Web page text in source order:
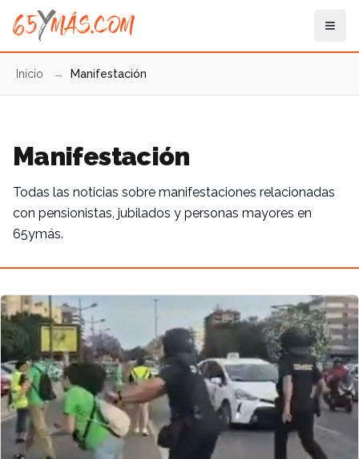
Inicio → Manifestación
Manifestación
Todas las noticias sobre manifestaciones relacionadas
con pensionistas, jubilados y personas mayores en
65ymás.
Artículo destacado